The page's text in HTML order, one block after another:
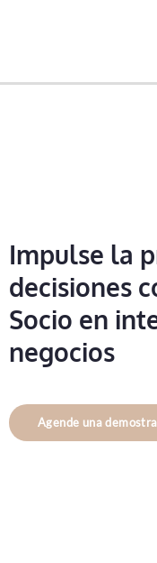
Impulse la
decisiones
Socio en
negocios
Agende una